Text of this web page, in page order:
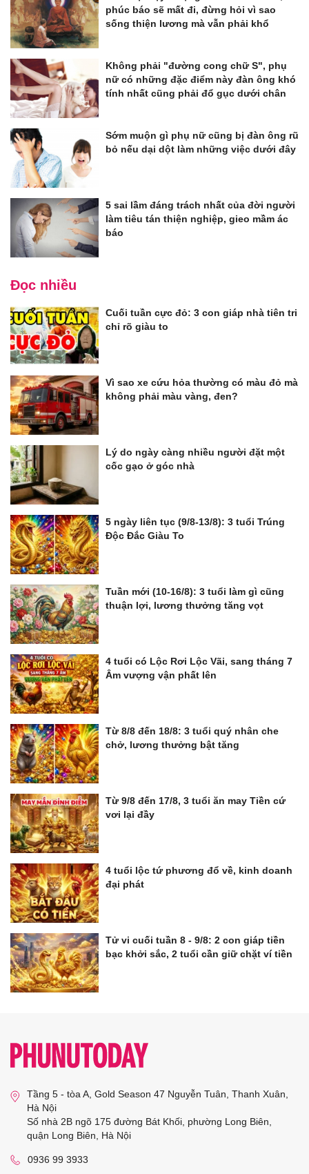
phúc báo sẽ mất đi, đừng hỏi vì sao
sống thiện lương mà vẫn phải khổ
Không phải "đường cong chữ S", phụ
nữ có những đặc điểm này đàn ông khó
tính nhất cũng phải đổ gục dưới chân
Sớm muộn gì phụ nữ cũng bị đàn ông rũ
bỏ nếu dại dột làm những việc dưới đây
5 sai lầm đáng trách nhất của đời người
làm tiêu tán thiện nghiệp, gieo mầm ác
báo
Đọc nhiều
Cuối tuần cực đỏ: 3 con giáp nhà tiên tri
chỉ rõ giàu to
Vì sao xe cứu hỏa thường có màu đỏ mà
không phải màu vàng, đen?
Lý do ngày càng nhiều người đặt một
cốc gạo ở góc nhà
5 ngày liên tục (9/8-13/8): 3 tuổi Trúng
Độc Đắc Giàu To
Tuần mới (10-16/8): 3 tuổi làm gì cũng
thuận lợi, lương thưởng tăng vọt
4 tuổi có Lộc Rơi Lộc Vãi, sang tháng 7
Âm vượng vận phất lên
Từ 8/8 đến 18/8: 3 tuổi quý nhân che
chở, lương thưởng bật tăng
Từ 9/8 đến 17/8, 3 tuổi ăn may Tiền cứ
vơi lại đầy
4 tuổi lộc tứ phương đổ về, kinh doanh
đại phát
Tử vi cuối tuần 8 - 9/8: 2 con giáp tiền
bạc khởi sắc, 2 tuổi cần giữ chặt ví tiền
Tầng 5 - tòa A, Gold Season 47 Nguyễn Tuân, Thanh Xuân,
Hà Nội
Số nhà 2B ngõ 175 đường Bát Khối, phường Long Biên,
quận Long Biên, Hà Nội
0936 99 3933